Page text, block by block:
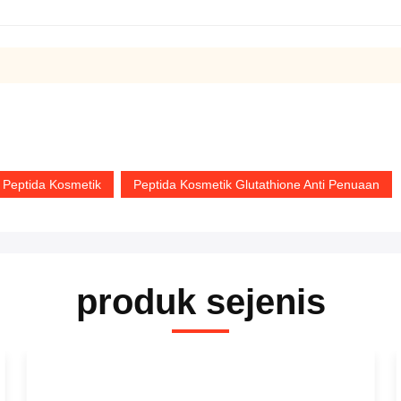
Kosmetik Peptida Kosmetik Glutathione Anti Penuaan
produk sejenis